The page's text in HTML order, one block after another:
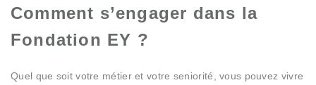
Comment s’engager dans la
Fondation EY ?
Quel que soit votre métier et votre seniorité, vous pouvez vivre